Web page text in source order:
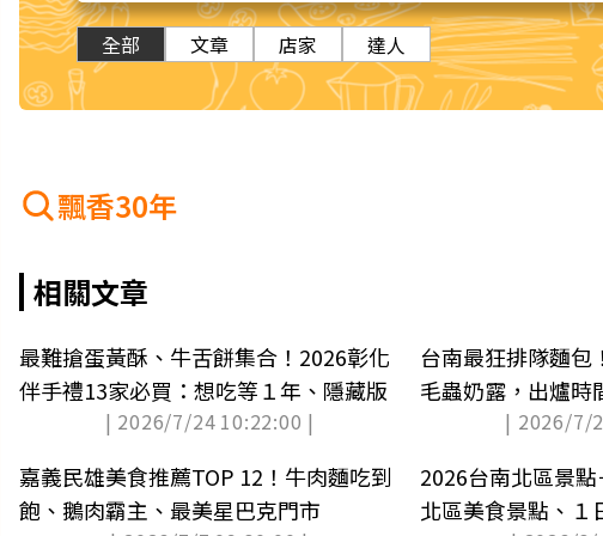
全部 文章 店家 達人
飄香30年
相關文章
最難搶蛋黃酥、牛舌餅集合！2026彰化
伴手禮13家必買：想吃等１年、隱藏版
| 2026/7/24 10:22:00 |
台南最狂排隊麵包
毛蟲奶露，出爐時
| 2026/7/
嘉義民雄美食推薦TOP 12！牛肉麵吃到
飽、鵝肉霸主、最美星巴克門市
2026台南北區景
北區美食景點、１